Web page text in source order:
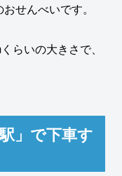
せんべいです。
らいの大きさで、
」で下車す